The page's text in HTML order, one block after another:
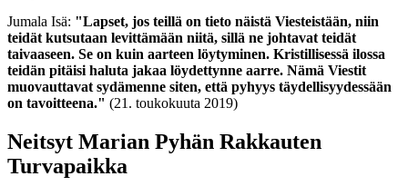
Jumala Isä: "Lapset, jos teillä on tieto näistä Viesteistään, niin
teidät kutsutaan levittämään niitä, sillä ne johtavat teidät
taivaaseen. Se on kuin aarteen löytyminen. Kristillisessä ilossa
teidän pitäisi haluta jakaa löydettynne aarre. Nämä Viestit
muovauttavat sydämenne siten, että pyhyys täydellisyydessään
on tavoitteena." (21. toukokuuta 2019)
Neitsyt Marian Pyhän Rakkauten
Turvapaikka